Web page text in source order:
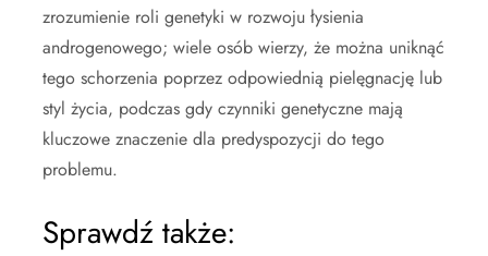
zrozumienie roli genetyki w rozwoju łysienia
androgenowego; wiele osób wierzy, że można uniknąć
tego schorzenia poprzez odpowiednią pielęgnację lub
styl życia, podczas gdy czynniki genetyczne mają
kluczowe znaczenie dla predyspozycji do tego
problemu.
Sprawdź także: